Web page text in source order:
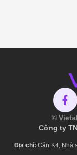
©
Công ty
Địa chỉ: Căn K4, Nhà